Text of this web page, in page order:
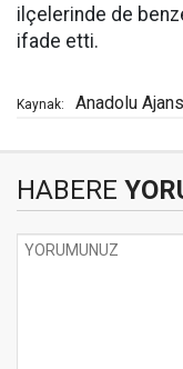
ilçelerinde de
ifade etti.
Kaynak: Anadolu
HABERE